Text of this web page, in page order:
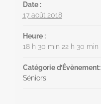
Date :
17 août 2018
Heure :
18 h 30 min 22 h 30 min
Catégorie d’Évènement:
Séniors